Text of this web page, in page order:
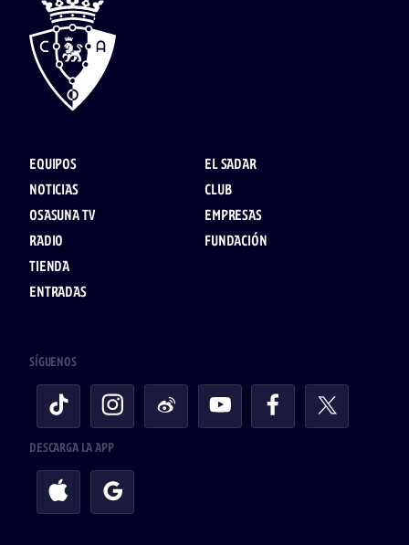
EQUIPOS
NOTICIAS
OSASUNA TV
RADIO
TIENDA
ENTRADAS
EL SADAR
CLUB
EMPRESAS
FUNDACIÓN
SÍGUENOS
DESCARGA LA APP